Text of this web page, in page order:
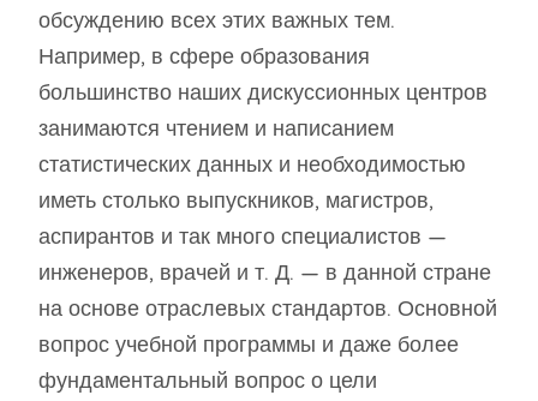
обсуждению всех этих важных тем.
Например, в сфере образования
большинство наших дискуссионных центров
занимаются чтением и написанием
статистических данных и необходимостью
иметь столько выпускников, магистров,
аспирантов и так много специалистов —
инженеров, врачей и т. Д. — в данной стране
на основе отраслевых стандартов. Основной
вопрос учебной программы и даже более
фундаментальный вопрос о цели